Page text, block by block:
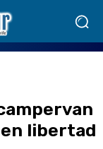
libertad